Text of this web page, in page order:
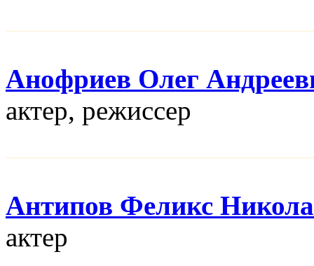
Анофриев Олег
актер, режисcер
Антипов Феликс
актер